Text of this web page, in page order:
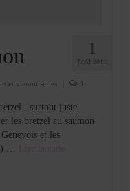
1
MAI 2011
et viennoiseries 3
, surtout juste
les bretzel au saumon
et les
) …